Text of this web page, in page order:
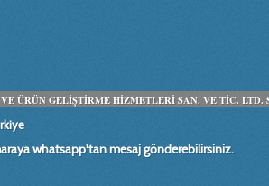
ÜRÜN GELİŞTİRME HİZMETLERİ SAN. VE TİC. LTD.
whatsapp'tan mesaj gönderebilirsiniz.